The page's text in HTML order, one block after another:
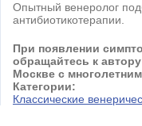
Опытный венеролог
антибиотикотерапии.
При появлении
обращайтесь к
Москве с
Категории:
Классические